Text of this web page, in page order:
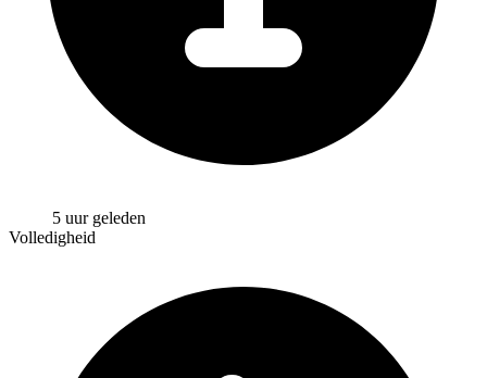
5 uur geleden
Volledigheid